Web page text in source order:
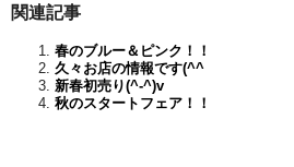
関連記事
春のブルー＆ピンク！！
久々お店の情報です(^^ゞ
新春初売り(^-^)v
秋のスタートフェア！！